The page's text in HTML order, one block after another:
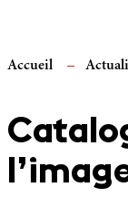
Accueil